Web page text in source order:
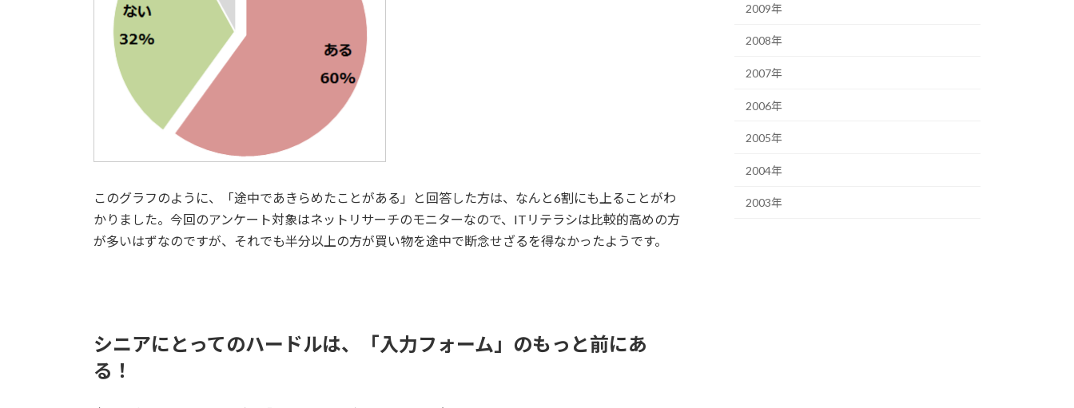
このグラフのように、「途中であきらめたことがある」と回答した方は、なんと6割にも上ることがわ
かりました。今回のアンケート対象はネットリサーチのモニターなので、ITリテラシは比較的高めの方
が多いはずなのですが、それでも半分以上の方が買い物を途中で断念せざるを得なかったようです。
シニアにとってのハードルは、「入力フォーム」のもっと前にあ
る！
2009年
2008年
2007年
2006年
2005年
2004年
2003年